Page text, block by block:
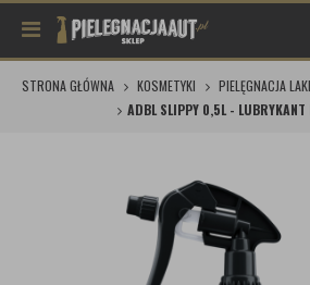
STRONA GŁÓWNA KOSMETYKI PIELĘGNACJA
ADBL SLIPPY 0,5L - LUBRYKANT